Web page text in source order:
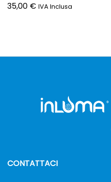
35,00 € IVA Inclusa
CONTATTACI